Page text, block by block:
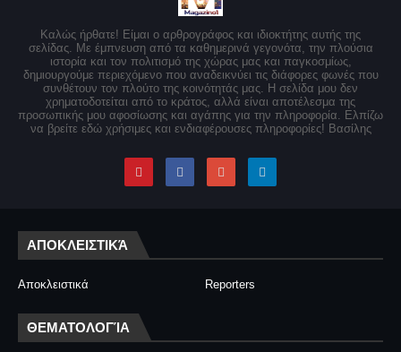
Καλώς ήρθατε! Είμαι ο αρθρογράφος και ιδιοκτήτης αυτής της
σελίδας. Με έμπνευση από τα καθημερινά γεγονότα, την πλούσια
ιστορία και τον πολιτισμό της χώρας μας και παγκοσμίως,
δημιουργούμε περιεχόμενο που αναδεικνύει τις διάφορες φωνές που
συνθέτουν τον πλούτο της κοινότητάς μας. Η σελίδα μου δεν
χρηματοδοτείται από το κράτος, αλλά είναι αποτέλεσμα της
προσωπικής μου αφοσίωσης και αγάπης για την πληροφορία. Ελπίζω
να βρείτε εδώ χρήσιμες και ενδιαφέρουσες πληροφορίες! Βασίλης
ΑΠΟΚΛΕΙΣΤΙΚΆ
Αποκλειστικά Reporters
ΘΕΜΑΤΟΛΟΓΊΑ